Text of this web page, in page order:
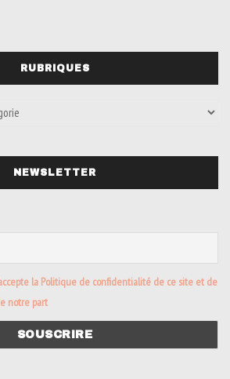
RUBRIQUES
NEWSLETTER
la Politique de confidentialité de ce site et de
notre part